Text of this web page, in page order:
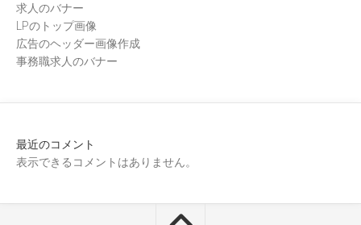
求人のバナー
LPのトップ画像
広告のヘッダー画像作成
事務職求人のバナー
最近のコメント
表示できるコメントはありません。